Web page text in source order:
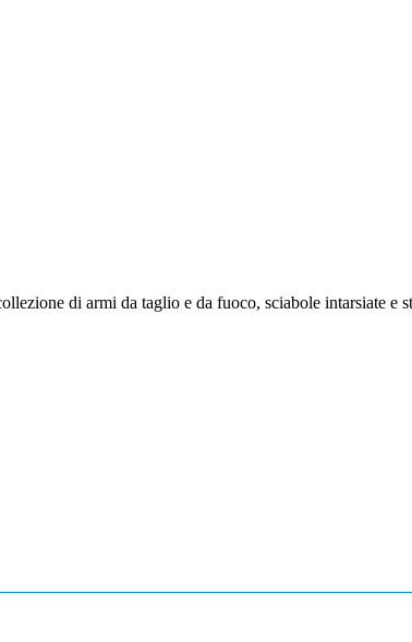
di armi da taglio e da fuoco, sciabole intarsiate e